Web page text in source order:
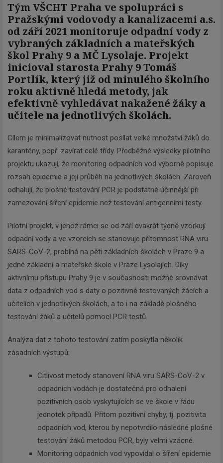
Tým ­VŠCHT Praha ve spolupráci s
Pražskými vodovody a kanalizacemi a.s.
od září 2021 monitoruje odpadní vody z
vybraných základních a mateřských
škol Prahy 9 a MČ Lysolaje. Projekt
inicioval starosta Prahy 9 Tomáš
Portlík, který již od minulého školního
roku aktivně hledá metody, jak
efektivně vyhledávat nakažené žáky a
učitele na jednotlivých školách.
Cílem je minimalizovat nutnost posílat velké ­množství žáků do
karantény, popř. zavírat celé třídy. Předběžné výsledky pilotního
projektu ukazují, že monitoring odpadních vod výborně ­­popisuje
rozsah epidemie a její průběh na jednotlivých školách. Zároveň
odhalují, že­ plošné testování PCR je podstatně účinnější při
zamezování šíření epidemie než testování antigenními testy.
Pilotní projekt, v jehož rámci se od září dvakrát týdně vzorkují
odpadní vody a ve vzorcích se stanovuje přítomnost RNA viru
SARS-CoV-2, probíhá na pěti základních školách v Praze 9 a
jedné základní a mateřské škole v Praze Lysolajích. Díky
aktivnímu přístupu Prahy 9 je v současnosti možné srovnávat
data z odpadních vod s daty o pozitivně testovaných žácích a
učitelích v jednotlivých školách, a to i na základě plošného
testování žáků a učitelů pomocí PCR testů.
Analýza dat z tohoto testování zatím poskytla několik
zásadních výstupů:
Citlivost metody stanovení RNA viru SARS-CoV-2 v
odpadních vodách je dostatečná pro odhalení
pozitivních osob vyskytujících se ve škole v řádu
jednotek případů. Přitom pozitivní chyby, tj. pozitivita
odpadních vod, kterou by nepotvrdilo následné plošné
testování žáků metodou PCR, byly velmi vzácné.
Monitoring odpadních vod vypovídal o šíření epidemie